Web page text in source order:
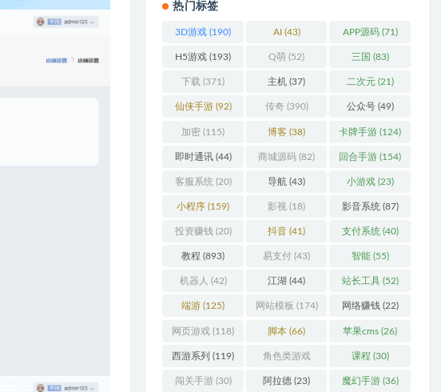
热门标签
3D游戏 (190) AI(43) APP源码(71)
H5游戏 (193) Q萌 (52) 三国 (83)
下载 (371) 主机 (37) 二次元(21)
仙侠手游(92) 传奇(390) 公众号(49)
加密 (115) 博客 (38) 卡牌手游 (124)
即时通讯(44) 商城源码 (82) 回合手游 (154)
客服系统 (20) 导航 (43) 小游戏(23)
小程序 (159) 影视 (18) 影音系统 (87)
投资赚钱 (20) 抖音 (41) 支付系统 (40)
教程 (893) 易支付 (43) 智能(55)
机器人 (42) 江湖 (44) 站长工具(52)
端游 (125) 网站模板 (174) 网络赚钱(22)
网页游戏 (118) 脚本 (66) 苹果cms (26)
西游系列 (119) 角色类游戏
(306)
课程 (30)
闯关手游(30) 阿拉德 (23) 魔幻手游(36)